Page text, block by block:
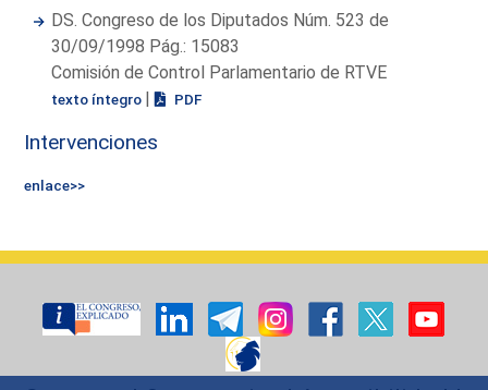
DS. Congreso de los Diputados Núm. 523 de
30/09/1998 Pág.: 15083
Comisión de Control Parlamentario de RTVE
texto íntegro | PDF
Intervenciones
enlace>>